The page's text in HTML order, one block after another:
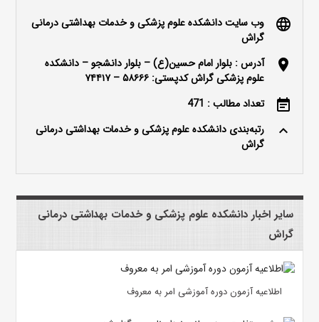
language
وب سایت دانشکده علوم پزشکی و خدمات بهداشتی درمانی
گراش
location_on
آدرس : بلوار امام حسین(ع) – بلوار دانشجو – دانشکده
علوم پزشکی گراش کدپستی: ۵۸۶۶۶ – ۷۴۴۱۷
event_note تعداد مطالب : 471
keyboard_arrow_up
رتبه‌بندی دانشکده علوم پزشکی و خدمات بهداشتی درمانی
گراش
سایر اخبار دانشکده علوم پزشکی و خدمات بهداشتی درمانی
گراش
اطلاعیه آزمون دوره آموزشی امر به معروف